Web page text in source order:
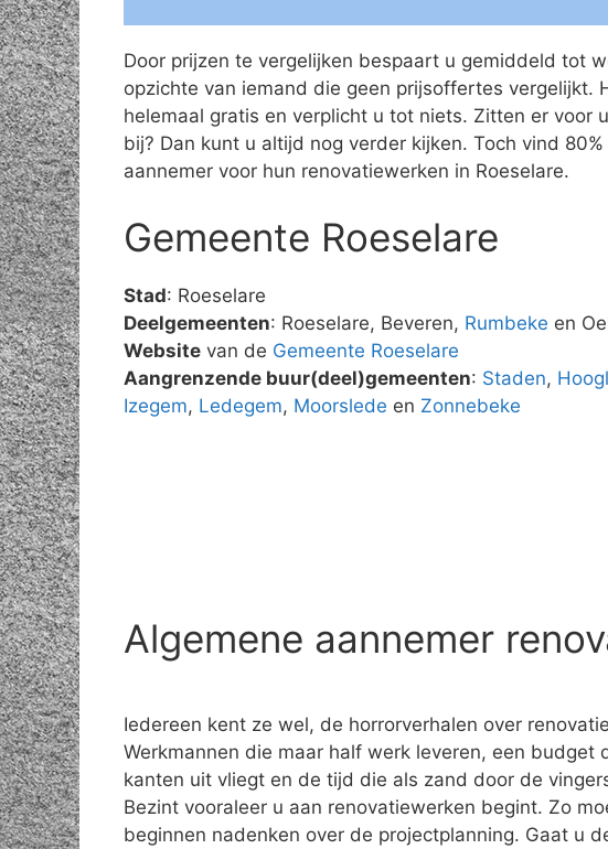
Door prijzen te vergelijken bespaart u gemiddeld tot
opzichte van iemand die geen prijsoffertes vergelijkt.
helemaal gratis en verplicht u tot niets. Zitten er voor
bij? Dan kunt u altijd nog verder kijken. Toch vind
aannemer voor hun renovatiewerken in Roeselare.
Gemeente Roeselare
Stad: Roeselare
Deelgemeenten: Roeselare, Beveren, Rumbeke en
Website van de Gemeente Roeselare
Aangrenzende buur(deel)gemeenten: Staden,
Izegem, Ledegem, Moorslede en Zonnebeke
Algemene aannemer
Iedereen kent ze wel, de horrorverhalen over
Werkmannen die maar half werk leveren, een budget
kanten uit vliegt en de tijd die als zand door de
Bezint vooraleer u aan renovatiewerken begint. Zo
beginnen nadenken over de projectplanning. Gaat u